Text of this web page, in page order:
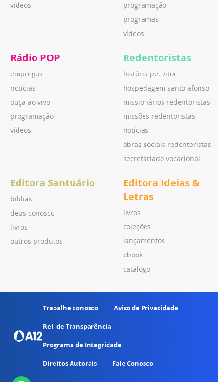
vídeos
programação
programas
vídeos
Rádio POP
empregos
notícias
ouça ao vivo
programação
vídeos
Redentoristas
história pe. vitor
hospedagem santo afonso
missionários redentoristas
missões redentoristas
notícias
obras sociais redentoristas
secretariado vocacional
Editora Santuário
bíblias
deus conosco
livros
outros produtos
Editora Ideias &
Letras
livros
coleções
lançamentos
ebook
catálogo
Trabalhe conosco Aviso de Privacidade
Rel. de Transparência
Programa de Integridade
Direitos Autorais Fale Conosco